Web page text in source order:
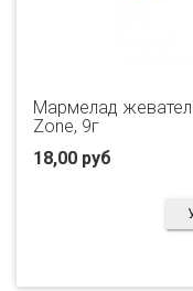
Мармелад
Zone, 9г
18,00 руб